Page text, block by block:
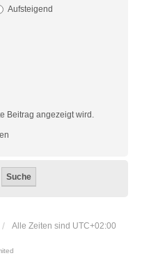
Aufsteigend
Beitrag angezeigt wird.
Alle Zeiten sind UTC+02:00